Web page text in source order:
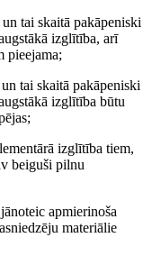
tai skaitā pakāpeniski
izglītība, arī
pieejama;
tai skaitā pakāpeniski
izglītība būtu
izglītība tiem,
beiguši pilnu
apmierinoša
materiālie